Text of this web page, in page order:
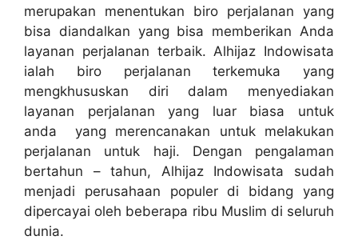
merupakan menentukan biro perjalanan yang
bisa diandalkan yang bisa memberikan Anda
layanan perjalanan terbaik. Alhijaz Indowisata
ialah biro perjalanan terkemuka yang
mengkhususkan diri dalam menyediakan
layanan perjalanan yang luar biasa untuk
anda yang merencanakan untuk melakukan
perjalanan untuk haji. Dengan pengalaman
bertahun – tahun, Alhijaz Indowisata sudah
menjadi perusahaan populer di bidang yang
dipercayai oleh beberapa ribu Muslim di seluruh
dunia.